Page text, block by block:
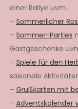
einer Rallye uvm.
– Sommerlicher
– Sommer-Parties
Gastgeschenke
– Spiele für den
saisonale
– Grußkarten mit
– Adventskalender